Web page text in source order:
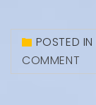
POSTED IN
COMMENT